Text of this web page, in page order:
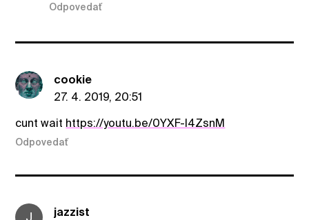
Odpovedať
cookie
27. 4. 2019, 20:51
cunt wait https://youtu.be/0YXF-I4ZsnM
Odpovedať
J
jazzist